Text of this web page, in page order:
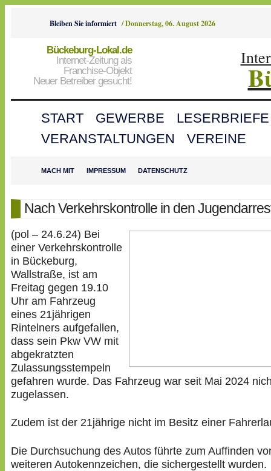
Bleiben Sie informiert /Donnerstag, 06. August 2026
Bückeburg-Lokal.de
Internet-Zeitung als
Franchise-Objekt
Neuer Betreiber gesucht!
START GEWERBE
LESERBRIEFE
VERANSTALTUNGEN
VEREINE
MACH MIT IMPRESSUM DATENSCHUTZ
Nach Verkehrskontrolle in den
(pol – 24.6.24) Bei
einer Verkehrskontrolle
in Bückeburg,
Wallstraße, ist am
Freitag gegen 19.10
Uhr am Fahrzeug
eines 21jährigen
Rintelners aufgefallen,
dass sein Pkw VW mit
abgekratzten
Zulassungsstempeln
gefahren wurde. Das Fahrzeug war seit Mai 2024
zugelassen.
Zudem ist der 21jährige nicht im Besitz einer
Die Durchsuchung des Autos führte zum Auffinden
weiteren Autokennzeichen, die sichergestellt wurden.